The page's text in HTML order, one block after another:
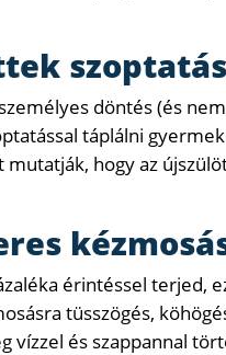
döntés (és
táplálni
mutatják, hogy az
érintéssel terjed,
tüsszögés,
vízzel és szappannal